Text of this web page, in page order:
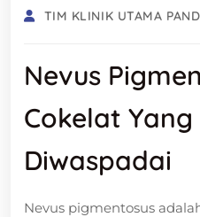
TIM KLINIK UTAMA
Nevus
Cokelat Yang
Diwaspadai
Nevus pigmentosus